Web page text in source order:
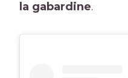
la gabardine.